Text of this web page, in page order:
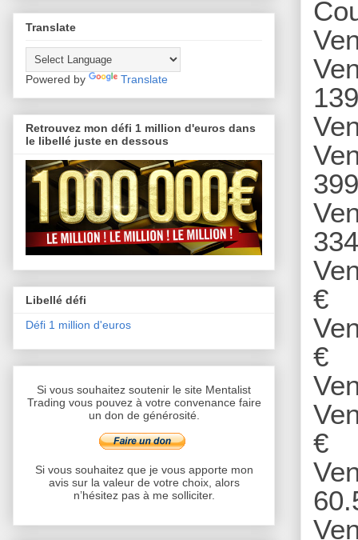
€
€
€
Translate
Powered by Translate
Retrouvez mon défi 1 million d'euros dans
le libellé juste en dessous
Libellé défi
Défi 1 million d'euros
Si vous souhaitez soutenir le site Mentalist
Trading vous pouvez à votre convenance faire
un don de générosité.
Si vous souhaitez que je vous apporte mon
avis sur la valeur de votre choix, alors
n’hésitez pas à me solliciter.